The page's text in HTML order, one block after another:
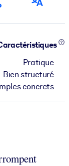
Pratique
Bien structuré
concrets